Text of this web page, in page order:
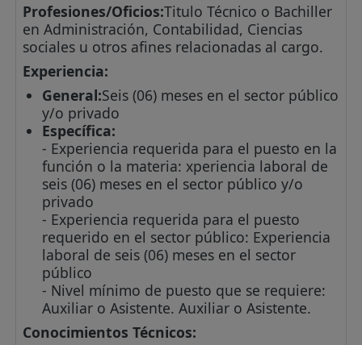
Profesiones/Oficios:Titulo Técnico o Bachiller
en Administración, Contabilidad, Ciencias
sociales u otros afines relacionadas al cargo.
Experiencia:
General:Seis (06) meses en el sector público
y/o privado
Específica:
- Experiencia requerida para el puesto en la
función o la materia: xperiencia laboral de
seis (06) meses en el sector público y/o
privado
- Experiencia requerida para el puesto
requerido en el sector público: Experiencia
laboral de seis (06) meses en el sector
público
- Nivel mínimo de puesto que se requiere:
Auxiliar o Asistente. Auxiliar o Asistente.
Conocimientos Técnicos: